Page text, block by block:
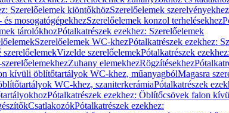
Szerelőelemek kiöntőkhözSzerelőelemek szerelvényekhez
mosogatógépekhezSzerelőelemek konzol terhelésekhez
tárolókhozPótalkatrészek ezekhez: Szerelőelemek
Szerelőelemek WC-khezPótalkatrészek ezekhez:
szerelőelemekVizelde szerelőelemekPótalkatrészek
Zuhany elemekhezRögzítésekhez
kívüli öblítőtartályok WC-khez, műanyagbólMagasra
WC-khez, szaniterkerámiaPótalkatrészek
Pótalkatrészek ezekhez: Öblítőcsövek falon
CsatlakozókPótalkatrészek ezekhez: